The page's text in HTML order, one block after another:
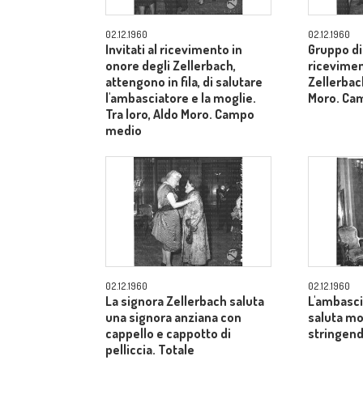
02.12.1960
Invitati al ricevimento in
onore degli Zellerbach,
attengono in fila, di salutare
l'ambasciatore e la moglie.
Tra loro, Aldo Moro. Campo
medio
02.12.1960
Gruppo
Moro.
02.12.1960
La signora Zellerbach saluta
una signora anziana con
cappello e cappotto di
pelliccia. Totale
02.12.1960
saluta